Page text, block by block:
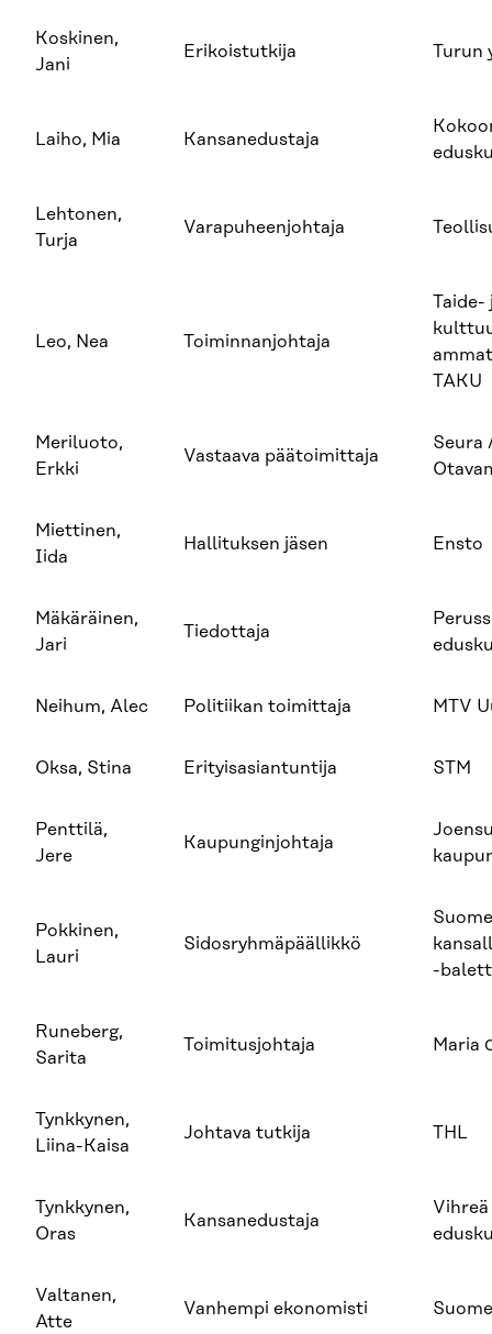
Koskinen,
Jani
Erikoistutkija Turun
Laiho, Mia Kansanedustaja
Lehtonen,
Turja
Varapuheenjohtaja
Leo, Nea Toiminnanjohtaja
Taide-
TAKU
Meriluoto,
Erkki
Vastaava päätoimittaja
Seura
Miettinen,
Iida
Hallituksen jäsen Ensto
Mäkäräinen,
Jari
Tiedottaja
Neihum, Alec Politiikan toimittaja MTV
Oksa, Stina Erityisasiantuntija STM
Penttilä,
Jere
Kaupunginjohtaja
Pokkinen,
Lauri
Sidosryhmäpäällikkö
-
Runeberg,
Sarita
Toimitusjohtaja Maria
Tynkkynen,
Liina-Kaisa
Johtava tutkija ​THL
Tynkkynen,
Oras
Kansanedustaja
Vihreä
Valtanen,
Atte
Vanhempi ekonomisti